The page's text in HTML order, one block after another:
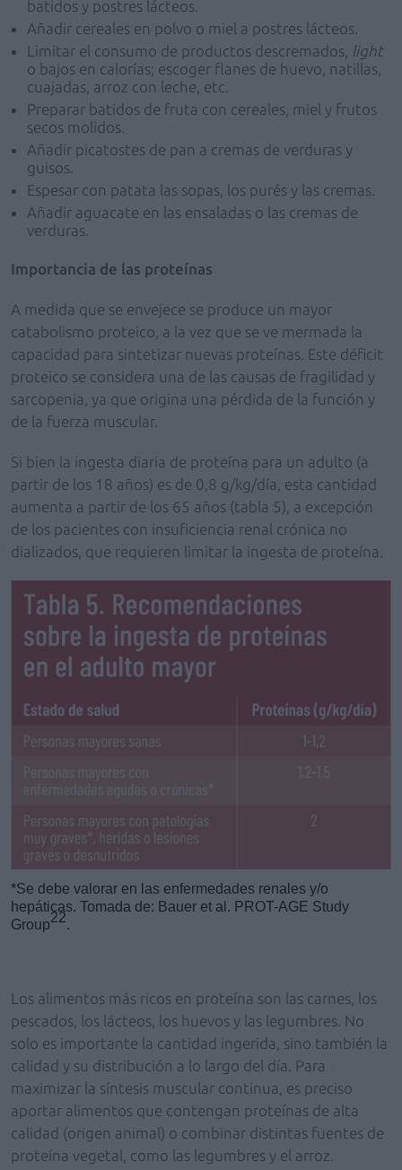
batidos y postres lácteos.
Añadir cereales en polvo o miel a postres lácteos.
Limitar el consumo de productos descremados, light
o bajos en calorías; escoger flanes de huevo, natillas,
cuajadas, arroz con leche, etc.
Preparar batidos de fruta con cereales, miel y frutos
secos molidos.
Añadir picatostes de pan a cremas de verduras y
guisos.
Espesar con patata las sopas, los purés y las cremas.
Añadir aguacate en las ensaladas o las cremas de
verduras.
Importancia de las proteínas
A medida que se envejece se produce un mayor
catabolismo proteico, a la vez que se ve mermada la
capacidad para sintetizar nuevas proteínas. Este déficit
proteico se considera una de las causas de fragilidad y
sarcopenia, ya que origina una pérdida de la función y
de la fuerza muscular.
Si bien la ingesta diaria de proteína para un adulto (a
partir de los 18 años) es de 0,8 g/kg/día, esta cantidad
aumenta a partir de los 65 años (tabla 5), a excepción
de los pacientes con insuficiencia renal crónica no
dializados, que requieren limitar la ingesta de proteína.
*Se debe valorar en las enfermedades renales y/o
hepáticas. Tomada de: Bauer et al. PROT-AGE Study
Group22.
Los alimentos más ricos en proteína son las carnes, los
pescados, los lácteos, los huevos y las legumbres. No
solo es importante la cantidad ingerida, sino también la
calidad y su distribución a lo largo del día. Para
maximizar la síntesis muscular continua, es preciso
aportar alimentos que contengan proteínas de alta
calidad (origen animal) o combinar distintas fuentes de
proteína vegetal, como las legumbres y el arroz.